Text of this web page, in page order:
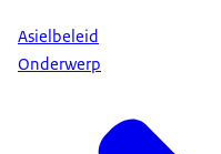
Asielbeleid
Onderwerp